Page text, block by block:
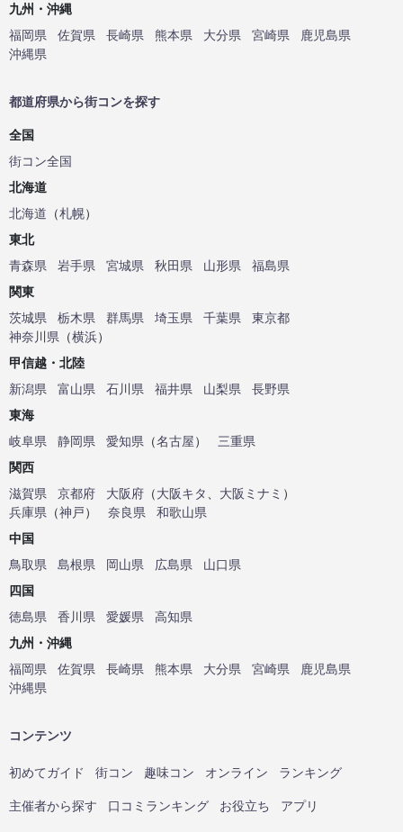
九州・沖縄
福岡県
佐賀県 長崎県 熊本県 大分県 宮崎県
鹿児島県
沖縄県
都道府県から街コンを探す
全国
街コン全国
北海道
北海道 （札幌）
東北
青森県
岩手県 宮城県 秋田県 山形県
福島県
関東
茨城県
栃木県 群馬県 埼玉県 千葉県
東京都
神奈川県 （横浜）
甲信越・北陸
新潟県
富山県 石川県 福井県 山梨県
長野県
東海
岐阜県
静岡県 愛知県 （名古屋）
三重県
関西
滋賀県
京都府 大阪府 （大阪キタ 大阪ミナミ ）
兵庫県 （神戸） 奈良県
和歌山県
中国
鳥取県
島根県 岡山県 広島県
山口県
四国
徳島県
香川県 愛媛県
高知県
九州・沖縄
福岡県
佐賀県 長崎県 熊本県 大分県 宮崎県
鹿児島県
沖縄県
コンテンツ
初めてガイド 街コン 趣味コン オンライン ランキング
主催者から探す 口コミランキング お役立ち アプリ